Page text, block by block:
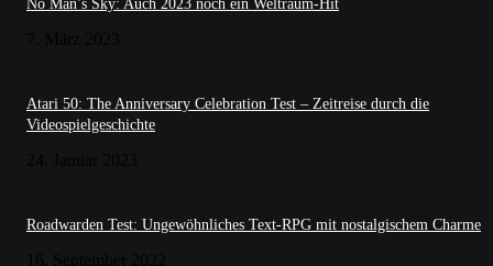
No Man’s Sky: Auch 2023 noch ein Weltraum-Hit
Atari 50: The Anniversary Celebration Test – Zeitreise durch die
Videospielgeschichte
Roadwarden Test: Ungewöhnliches Text-RPG mit nostalgischem Charme